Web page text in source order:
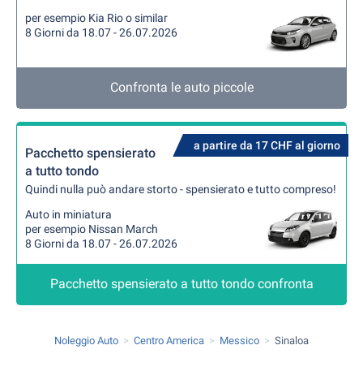
per esempio Kia Rio o similar
8 Giorni da 18.07 - 26.07.2026
Confronta le auto piccole
a partire da 17 CHF al giorno
Pacchetto spensierato
a tutto tondo
Quindi nulla può andare storto - spensierato e tutto compreso!
Auto in miniatura
per esempio Nissan March
8 Giorni da 18.07 - 26.07.2026
Pacchetto spensierato a tutto tondo confronta
Noleggio Auto Centro America Messico Sinaloa